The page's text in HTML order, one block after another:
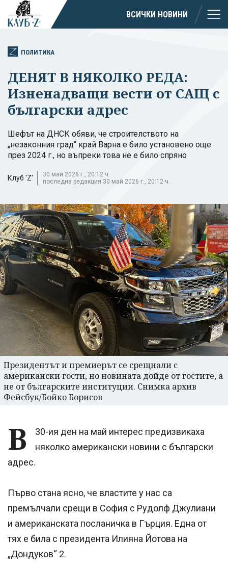
ВСИЧКИ НОВИНИ
ПОЛИТИКА
ДЕНЯТ В НЯКОЛКО РЕДА:
Изненадващи вести от САЩ с
български адрес
Шефът на ДНСК обяви, че строителството на
„незаконния град“ край Варна е било установено още
през 2024 г., но въпреки това не е било спряно
Клуб 'Z'
30 май 2026 г., 20:12 ч.
последна редакция 30 май 2026 г., 20:12 ч.
Президентът и премиерът се срещнали с
американски гости, но новината дойде от гостите, а
не от българските институции. Снимка архив
Фейсбук/Бойко Борисов
В
30-ия ден на май интерес предизвикаха
няколко американски новини с български
адрес.
Първо стана ясно, че властите у нас са
премълчали срещи в София с Рудолф Джулиани
и американската посланичка в Гърция. Една от
тях е била с президента Илияна Йотова на
„Дондуков“ 2.